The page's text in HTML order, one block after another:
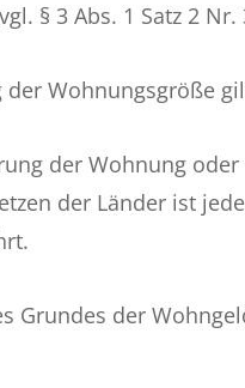
§ 3 Abs. 1 Satz 2
Wohnungsgröße
der Wohnung
der Länder ist
Grundes der